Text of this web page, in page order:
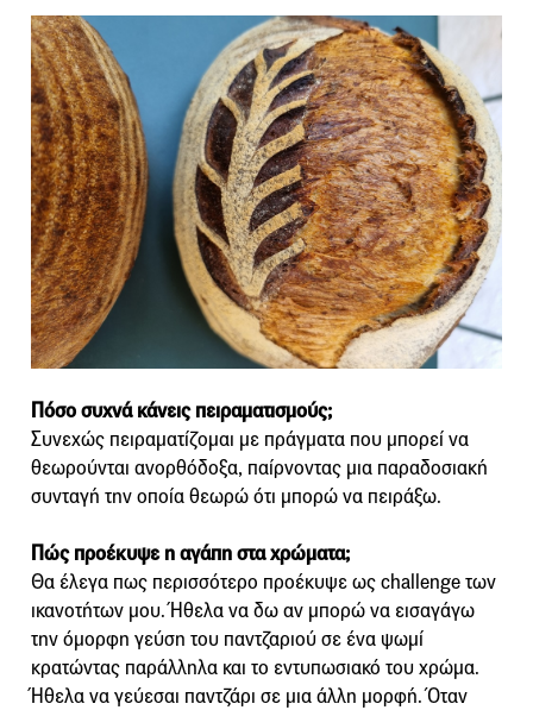
Πόσο συχνά κάνεις πειραματισμούς;
Συνεχώς πειραματίζομαι με πράγματα που μπορεί να
θεωρούνται ανορθόδοξα, παίρνοντας μια παραδοσιακή
συνταγή την οποία θεωρώ ότι μπορώ να πειράξω.
Πώς προέκυψε η αγάπη στα χρώματα;
Θα έλεγα πως περισσότερο προέκυψε ως challenge των
ικανοτήτων μου. Ήθελα να δω αν μπορώ να εισαγάγω
την όμορφη γεύση του παντζαριού σε ένα ψωμί
κρατώντας παράλληλα και το εντυπωσιακό του χρώμα.
Ήθελα να γεύεσαι παντζάρι σε μια άλλη μορφή. Όταν